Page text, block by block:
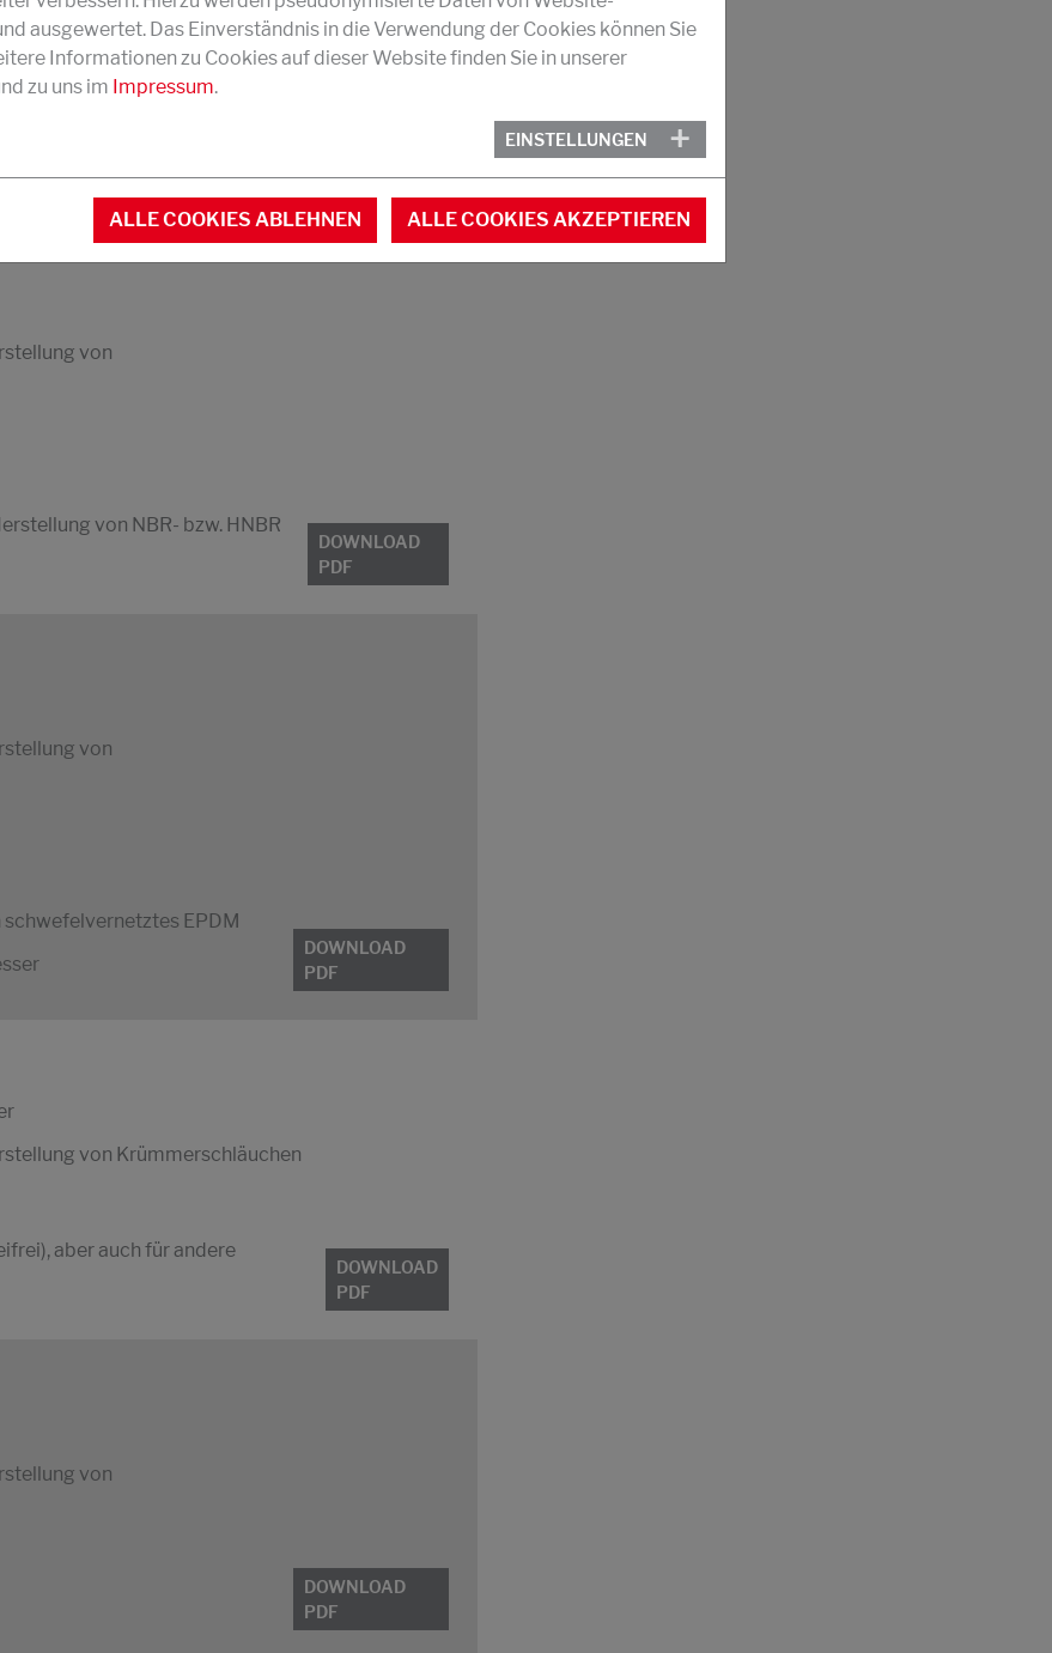
EPDM
von
von NBR- bzw. HNBR
DOWNLOAD
PDF
von
EPDM
DOWNLOAD
PDF
von Krümmerschläuchen
aber auch für andere
DOWNLOAD
PDF
von
DOWNLOAD
PDF
ausgewertet. Das Einverständnis in die Verwendung der Cookies können Sie
Informationen zu Cookies auf dieser Website finden Sie in unserer
zu uns im Impressum.
EINSTELLUNGEN
ALLE COOKIES ABLEHNEN ALLE COOKIES AKZEPTIEREN